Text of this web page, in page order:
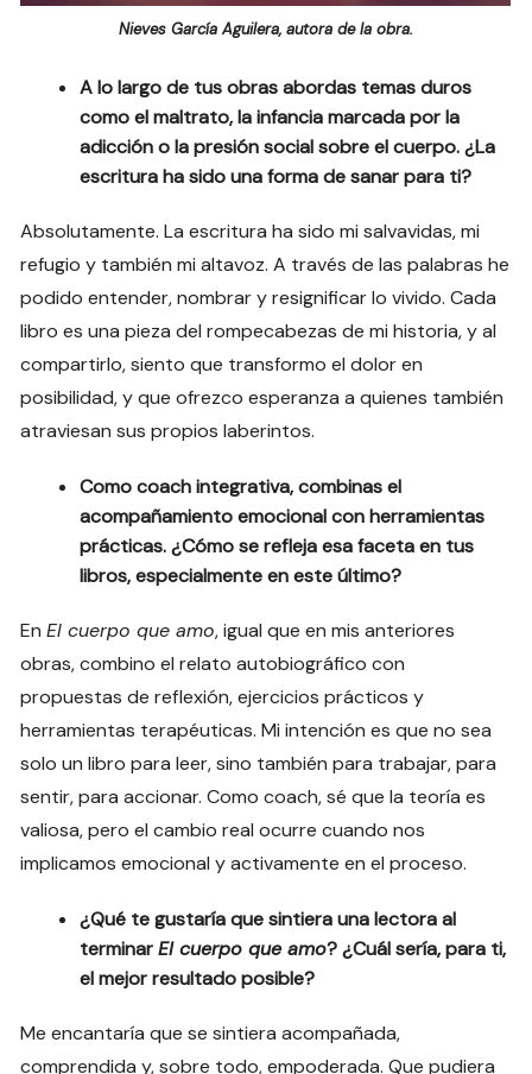
Nieves García Aguilera, autora de la obra.
A lo largo de tus obras abordas temas duros
como el maltrato, la infancia marcada por la
adicción o la presión social sobre el cuerpo. ¿La
escritura ha sido una forma de sanar para ti?
Absolutamente. La escritura ha sido mi salvavidas, mi
refugio y también mi altavoz. A través de las palabras he
podido entender, nombrar y resignificar lo vivido. Cada
libro es una pieza del rompecabezas de mi historia, y al
compartirlo, siento que transformo el dolor en
posibilidad, y que ofrezco esperanza a quienes también
atraviesan sus propios laberintos.
Como coach integrativa, combinas el
acompañamiento emocional con herramientas
prácticas. ¿Cómo se refleja esa faceta en tus
libros, especialmente en este último?
EnEl cuerpo que amo, igual que en mis anteriores
obras, combino el relato autobiográfico con
propuestas de reflexión, ejercicios prácticos y
herramientas terapéuticas. Mi intención es que no sea
solo un libro para leer, sino también para trabajar, para
sentir, para accionar. Como coach, sé que la teoría es
valiosa, pero el cambio real ocurre cuando nos
implicamos emocional y activamente en el proceso.
¿Qué te gustaría que sintiera una lectora al
terminarEl cuerpo que amo? ¿Cuál sería, para ti,
el mejor resultado posible?
Me encantaría que se sintiera acompañada,
comprendida y, sobre todo, empoderada. Que pudiera